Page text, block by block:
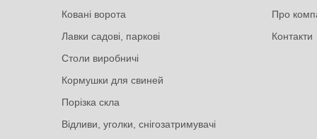
Ковані ворота
Лавки садові, паркові
Столи виробничі
Кормушки для свиней
Порізка скла
Відливи, уголки, снігозатримувачі
Про
Контакти